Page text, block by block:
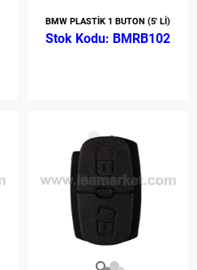
BMW PLASTİK 1 BUTON (5' Lİ)
BMRB102